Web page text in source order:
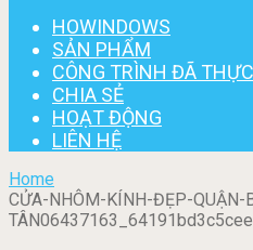
HOWINDOWS
SẢN PHẨM
CÔNG TRÌNH ĐÃ
CHIA SẺ
HOẠT ĐỘNG
LIÊN HỆ
Home
CỬA-NHÔM-KÍNH-ĐẸP-QUẬN-